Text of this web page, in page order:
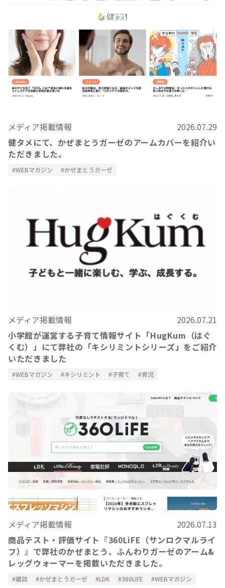
メディア掲載情報
2026.07.29
健タメにて、かぜまとうガーゼのアームカバーを紹介い
ただきました。
WEBマガジン かぜまとうガーゼ
メディア掲載情報
2026.07.21
小学館が運営する子育て情報サイト「HugKum（はぐ
くむ）」にて弊社の「キシリミントシリーズ」をご紹介
いただきました
WEBマガジン キシリミント 子育て 育児
メディア掲載情報
2026.07.13
商品テスト・評価サイト『360LiFE（サンロクマルライ
フ）』で弊社のかぜまとう、ふんわりガーゼのアーム&
レッグウォーマーを掲載いただきました。
雑誌 かぜまとうガーゼ LDK 360LIFE WEBマガジン